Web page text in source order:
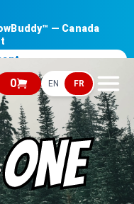
0 EN FR
— Canada
→